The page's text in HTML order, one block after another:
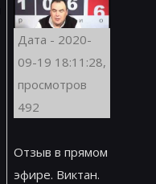
Дата - 2020-
09-19 18:11:28,
просмотров
492
Отзыв в прямом
эфире. Виктан.